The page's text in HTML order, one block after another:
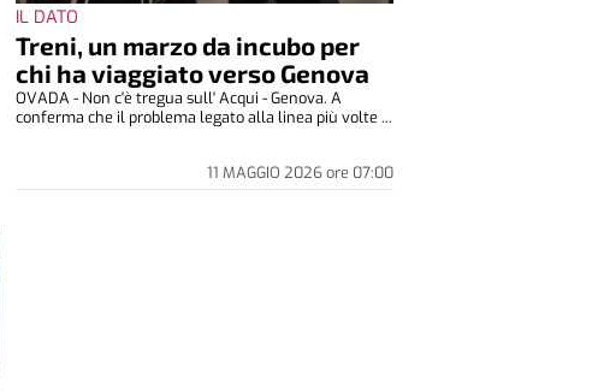
IL DATO
Treni, un marzo da incubo per
chi ha viaggiato verso Genova
11 MAGGIO 2026ore 07:00
OVADA - Non c'è tregua sull' Acqui - Genova. A
conferma che il problema legato alla linea più volte ...